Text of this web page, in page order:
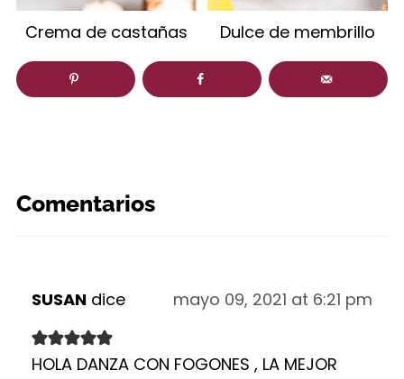
Crema de castañas Dulce de membrillo
Comentarios
SUSAN dice mayo 09, 2021 at 6:21 pm
HOLA DANZA CON FOGONES , LA MEJOR